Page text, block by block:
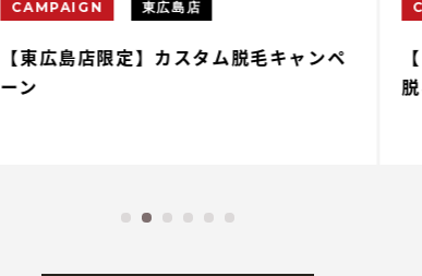
CAMPAIGN 東広島店
【東広島店限定】カスタム脱毛キャンペ
ーン